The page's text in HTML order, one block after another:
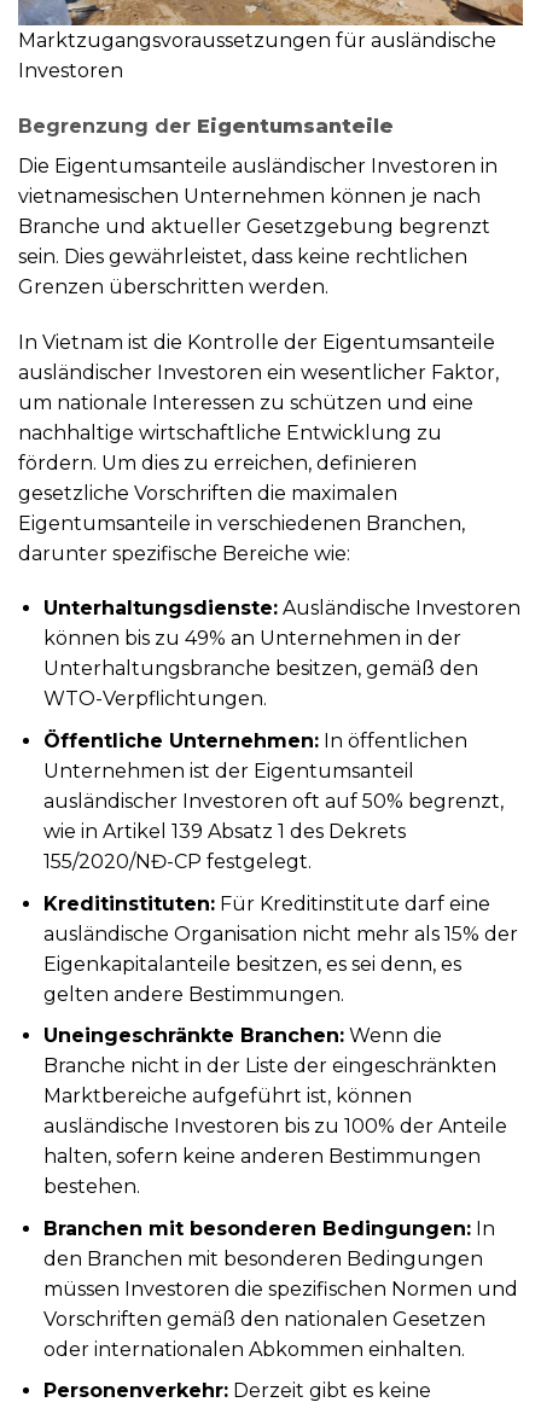
Marktzugangsvoraussetzungen für ausländische
Investoren
Begrenzung der Eigentumsanteile
Die Eigentumsanteile ausländischer Investoren in
vietnamesischen Unternehmen können je nach
Branche und aktueller Gesetzgebung begrenzt
sein. Dies gewährleistet, dass keine rechtlichen
Grenzen überschritten werden.
In Vietnam ist die Kontrolle der Eigentumsanteile
ausländischer Investoren ein wesentlicher Faktor,
um nationale Interessen zu schützen und eine
nachhaltige wirtschaftliche Entwicklung zu
fördern. Um dies zu erreichen, definieren
gesetzliche Vorschriften die maximalen
Eigentumsanteile in verschiedenen Branchen,
darunter spezifische Bereiche wie:
Unterhaltungsdienste:Ausländische Investoren
können bis zu 49% an Unternehmen in der
Unterhaltungsbranche besitzen, gemäß den
WTO-Verpflichtungen.
Öffentliche Unternehmen:In öffentlichen
Unternehmen ist der Eigentumsanteil
ausländischer Investoren oft auf 50% begrenzt,
wie in Artikel 139 Absatz 1 des Dekrets
155/2020/NĐ-CP festgelegt.
Kreditinstituten:Für Kreditinstitute darf eine
ausländische Organisation nicht mehr als 15% der
Eigenkapitalanteile besitzen, es sei denn, es
gelten andere Bestimmungen.
Uneingeschränkte Branchen:Wenn die
Branche nicht in der Liste der eingeschränkten
Marktbereiche aufgeführt ist, können
ausländische Investoren bis zu 100% der Anteile
halten, sofern keine anderen Bestimmungen
bestehen.
Branchen mit besonderen Bedingungen:In
den Branchen mit besonderen Bedingungen
müssen Investoren die spezifischen Normen und
Vorschriften gemäß den nationalen Gesetzen
oder internationalen Abkommen einhalten.
Personenverkehr:Derzeit gibt es keine